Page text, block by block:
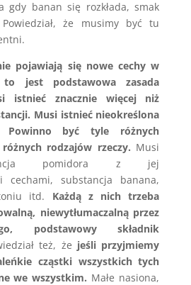
gdy banan się rozkłada, smak
że musimy być tu
pojawiają się nowe cechy w
to jest podstawowa zasada
istnieć znacznie więcej niż
Musi istnieć nieokreślona
Powinno być tyle różnych
rodzajów rzeczy. Musi
pomidora z jej
cechami, substancja banana,
itd. Każdą z nich trzeba
niewytłumaczalną przez
podstawowy składnik
też, że jeśli przyjmiemy
cząstki wszystkich tych
we wszystkim. Małe nasiona,